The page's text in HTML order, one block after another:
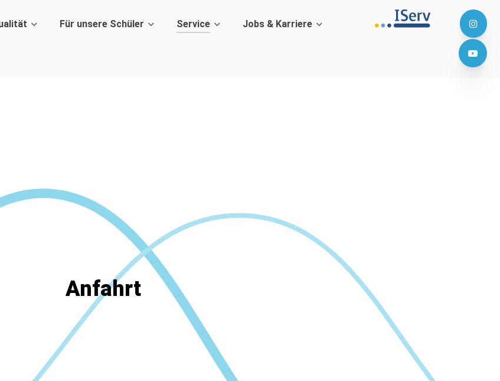
Für unsere Schüler Service Jobs & Karriere
Anfahrt